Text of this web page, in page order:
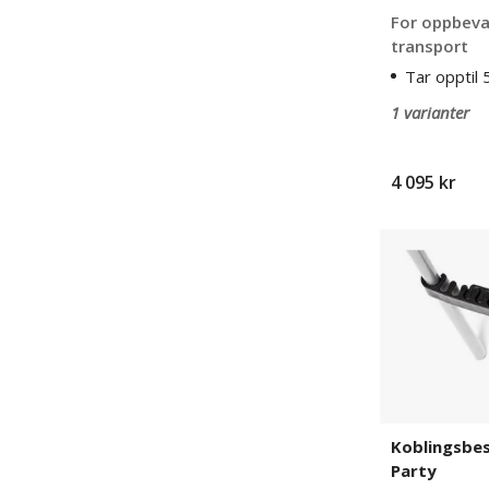
For
transport
Tar opptil
1 varianter
4 095 kr
stablestol
Party